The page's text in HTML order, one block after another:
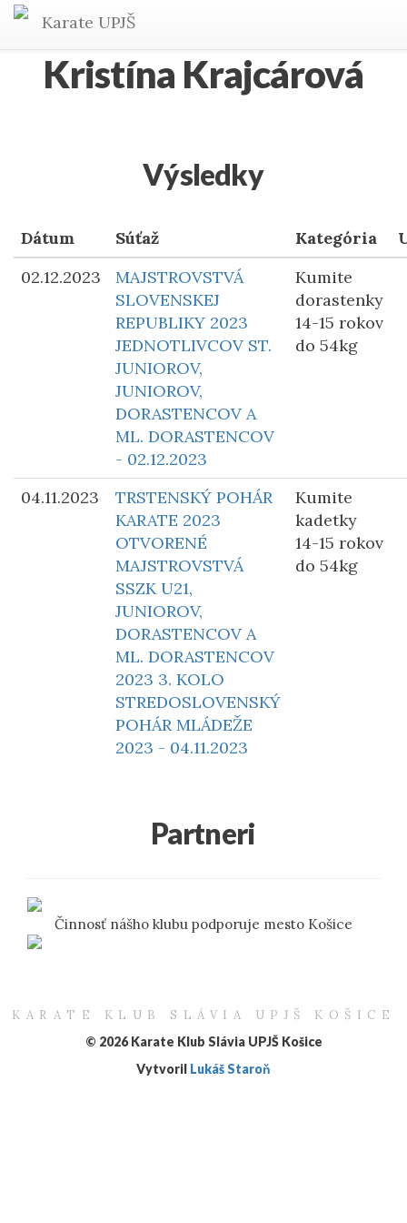
Karate UPJŠ
Kristína Krajcárová
Výsledky
Dátum Súťaž Kategória
02.12.2023
MAJSTROVSTVÁ
SLOVENSKEJ
REPUBLIKY 2023
JEDNOTLIVCOV ST.
JUNIOROV,
JUNIOROV,
DORASTENCOV A
ML. DORASTENCOV
- 02.12.2023
Kumite
dorastenky
14-15 rokov
do 54kg
04.11.2023
TRSTENSKÝ POHÁR
KARATE 2023
OTVORENÉ
MAJSTROVSTVÁ
SSZK U21,
JUNIOROV,
DORASTENCOV A
ML. DORASTENCOV
2023 3. KOLO
STREDOSLOVENSKÝ
POHÁR MLÁDEŽE
2023 - 04.11.2023
Kumite
kadetky
14-15 rokov
do 54kg
Partneri
Činnosť nášho klubu podporuje mesto Košice
KARATE KLUB SLÁVIA UPJŠ KOŠICE
© 2026 Karate Klub Slávia UPJŠ Košice
Vytvoril Lukáš Staroň